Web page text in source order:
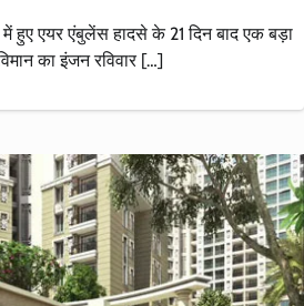
हुए एयर एंबुलेंस हादसे के 21 दिन बाद एक बड़ा
का इंजन रविवार […]